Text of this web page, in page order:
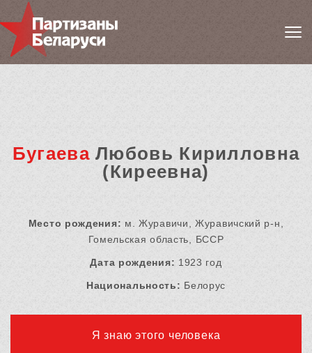
БугаеваЛюбовь Кирилловна
(Киреевна)
Место рождения: м. Журавичи, Журавичский р-н,
Гомельская область, БССР
Дата рождения: 1923 год
Национальность: Белорус
Я знаю этого человека